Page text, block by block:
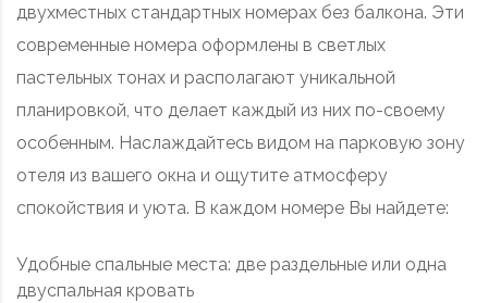
двухместных стандартных номерах без балкона. Эти
современные номера оформлены в светлых
пастельных тонах и располагают уникальной
планировкой, что делает каждый из них по-своему
особенным. Наслаждайтесь видом на парковую зону
отеля из вашего окна и ощутите атмосферу
спокойствия и уюта. В каждом номере Вы найдете:
Удобные спальные места: две раздельные или одна
двуспальная кровать